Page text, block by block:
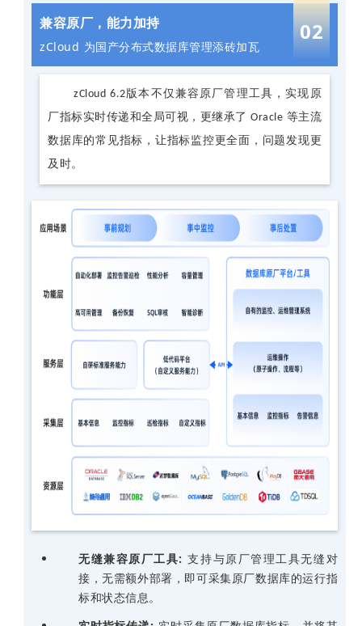
兼容原厂，能力加持
zCloud 为国产分布式数据库管理添砖加瓦
02
zCloud 6.2版本不仅兼容原厂管理工具，实现原
厂指标实时传递和全局可视，更继承了 Oracle 等主流
数据库的常见指标，让指标监控更全面，问题发现更
及时。
无缝兼容原厂工具:支持与原厂管理工具无缝对
接，无需额外部署，即可采集原厂数据库的运行指
标和状态信息。